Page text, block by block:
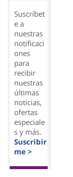
Suscríbet
e a
nuestras
notificaci
ones
para
recibir
nuestras
últimas
noticias,
ofertas
especiale
s y más.
Suscribir
me >